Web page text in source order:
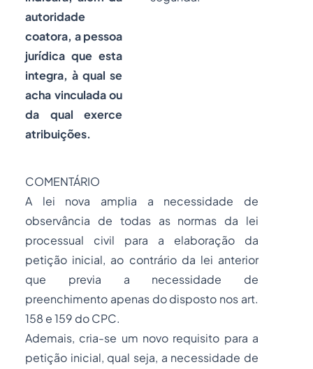
autoridade
coatora, apessoa
jurídica que esta
integra, à qual se
acha vinculada ou
da qual exerce
atribuições.
COMENTÁRIO
A lei nova amplia a necessidade de
observância de todas as normas da lei
processual civil para a elaboração da
petição inicial, ao contrário da lei anterior
que previa a necessidade de
preenchimento apenas do disposto nos art.
158 e 159 do CPC.
Ademais, cria-se um novo requisito para a
petição inicial, qual seja, a necessidade de